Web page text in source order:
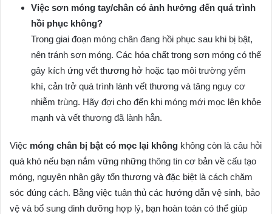
Việc sơn móng tay/chân có ảnh hưởng đến quá trình
hồi phục không?
Trong giai đoạn móng chân đang hồi phục sau khi bị bật,
nên tránh sơn móng. Các hóa chất trong sơn móng có thể
gây kích ứng vết thương hở hoặc tạo môi trường yếm
khí, cản trở quá trình lành vết thương và tăng nguy cơ
nhiễm trùng. Hãy đợi cho đến khi móng mới mọc lên khỏe
mạnh và vết thương đã lành hẳn.
Việc móng chân bị bật có mọc lại không không còn là câu hỏi
quá khó nếu bạn nắm vững những thông tin cơ bản về cấu tạo
móng, nguyên nhân gây tổn thương và đặc biệt là cách chăm
sóc đúng cách. Bằng việc tuân thủ các hướng dẫn vệ sinh, bảo
vệ và bổ sung dinh dưỡng hợp lý, bạn hoàn toàn có thể giúp